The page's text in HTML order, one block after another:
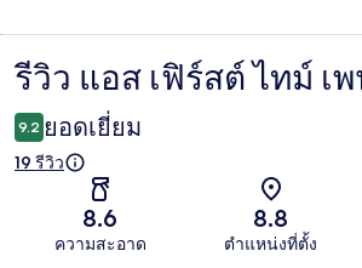
รีวิว
รีวิว แอส เฟิร์สต์ ไทม์ เ
9.2 ยอดเยี่ยม
19 รีวิว
8.6
ความสะอาด
8.8
ตำแหน่งที่ตั้ง